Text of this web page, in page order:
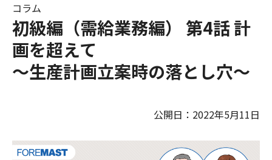
初級編（需給業務編） 第4話 計
画を超えて
～生産計画立案時の落とし穴～
コラム
公開日：2022年5月11日